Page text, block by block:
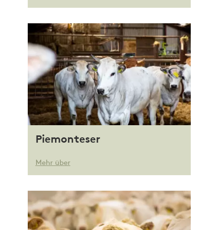
Piemonteser
Mehr über